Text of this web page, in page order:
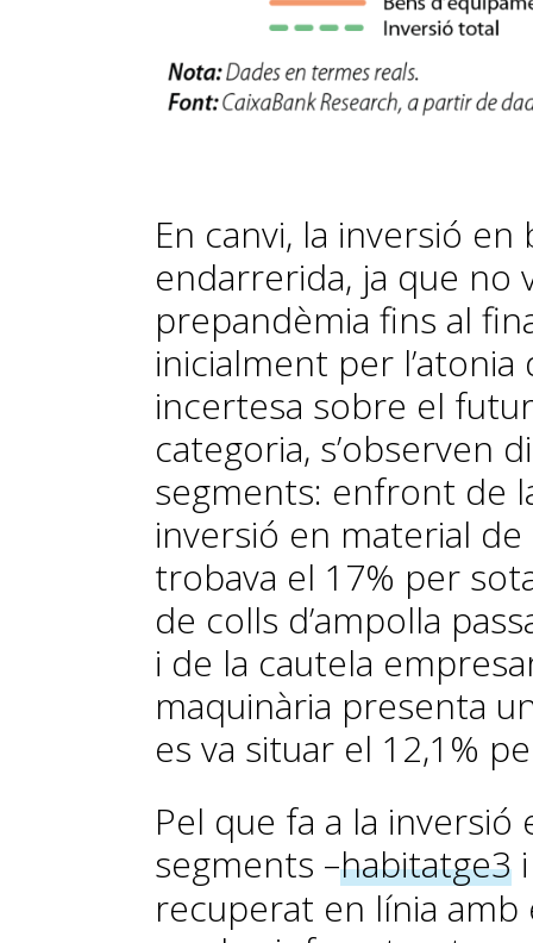
En canvi, la inversió
endarrerida, ja que no
prepandèmia fins al
inicialment per
incertesa sobre el
categoria, s’observen
segments: enfront de
inversió en material
trobava el 17% per
de colls d’ampolla
i de la cautela
maquinària presenta
es va situar el 12,1%
Pel que fa a la
segments –habitatge3
recuperat en línia